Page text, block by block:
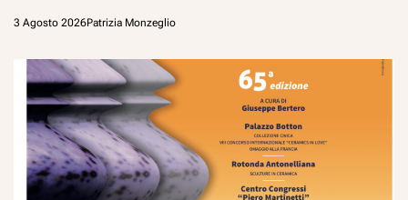
3 Agosto 2026Patrizia Monzeglio